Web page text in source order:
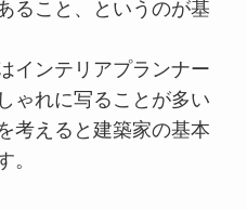
ること、というのが基
インテリアプランナー
ゃれに写ることが多い
考えると建築家の基本
。